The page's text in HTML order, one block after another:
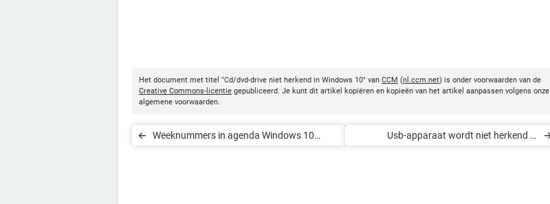
Het document met titel "Cd/dvd-drive niet herkend in Windows 10" van CCM (nl.ccm.net) is onder voorwaarden van de
Creative Commons-licentie gepubliceerd. Je kunt dit artikel kopiëren en kopieën van het artikel aanpassen volgens onze
algemene voorwaarden.
Weeknummers in agenda Windows 10
Usb-apparaat wordt niet herkend in